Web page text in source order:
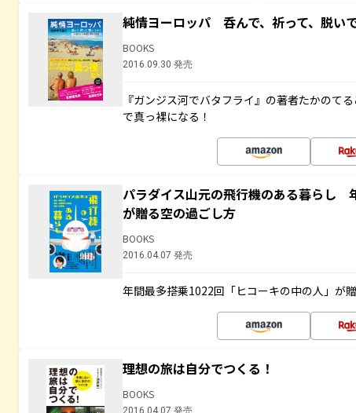
純情ヨーロッパ 呑んで、祈って、脱い
BOOKS
2016.09.30 発売
『ガンジス河でバタフライ』の著者たかのて
で真っ裸になる！
パラダイス山元の飛行機のある暮らし
が贈る空の過ごし方
BOOKS
2016.04.07 発売
年間最多搭乗1022回「ヒコーキの中の人」が
理想の旅は自分でつくる！
BOOKS
2016.04.07 発売